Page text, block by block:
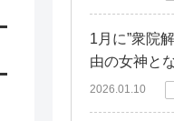
質問
過去
とがあ
1月に”衆院
由の女神と
2026.01.10